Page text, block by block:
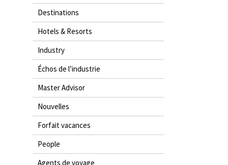
Destinations
Hotels & Resorts
Industry
Échos de l’industrie
Master Advisor
Nouvelles
Forfait vacances
People
Agents de voyage